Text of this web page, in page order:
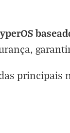
principais